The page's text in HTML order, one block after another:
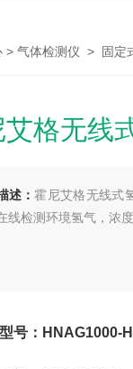
> 气体检测仪 > 固定
艾格无线
述：霍尼艾格无线式
线检测环境氢气，浓
号：HNAG1000-